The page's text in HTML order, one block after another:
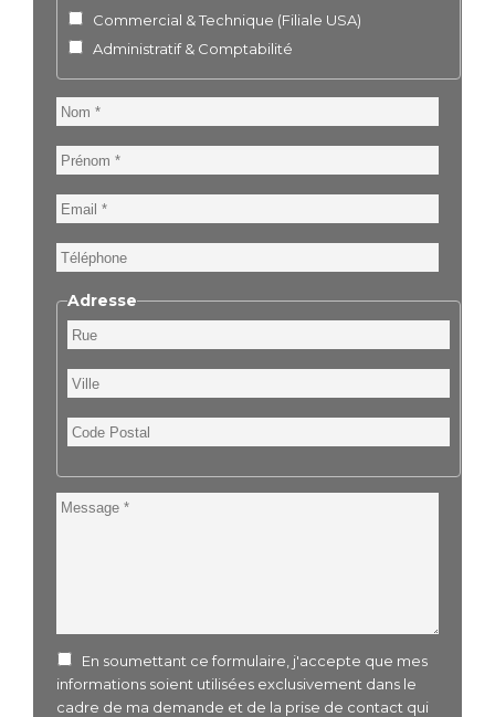
Commercial & Technique (Filiale USA)
Administratif & Comptabilité
Nom
Prénom
Email
Téléphone
Adresse
Rue
Ville
Code
Postal
Message
En soumettant ce formulaire, j'accepte que mes
informations soient utilisées exclusivement dans le
cadre de ma demande et de la prise de contact qui